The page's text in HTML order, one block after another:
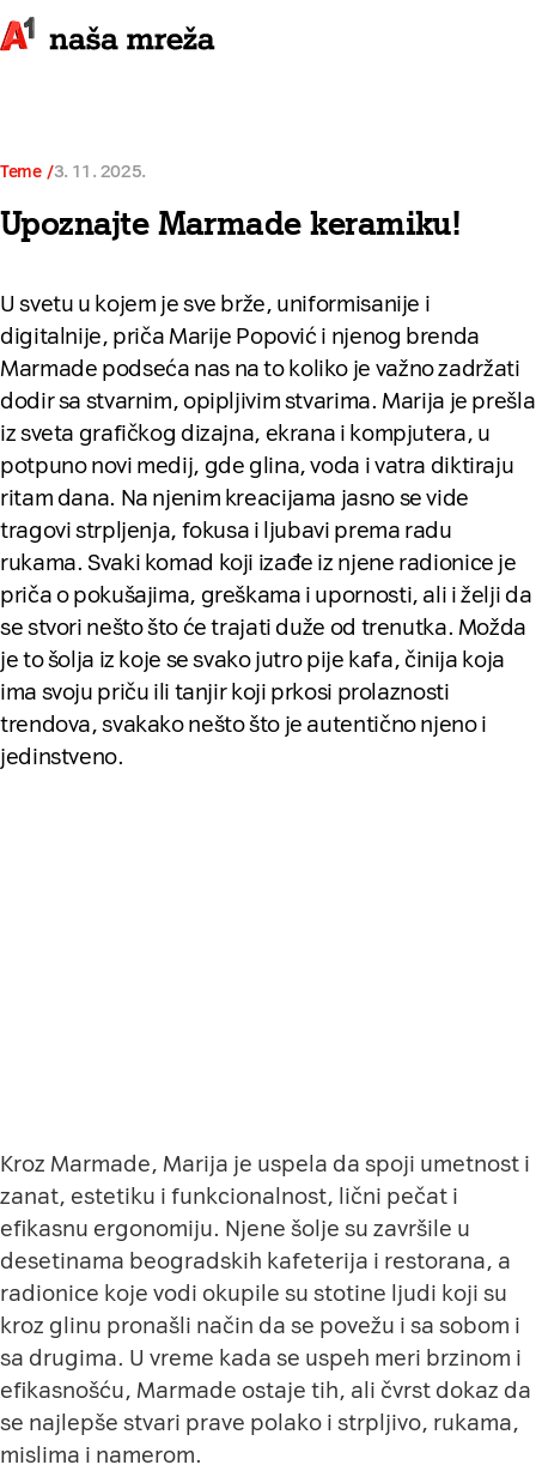
Teme 3. 11. 2025.
Upoznajte Marmade keramiku!
U svetu u kojem je sve brže, uniformisanije i
digitalnije, priča Marije Popović i njenog brenda
Marmade podseća nas na to koliko je važno zadržati
dodir sa stvarnim, opipljivim stvarima. Marija je prešla
iz sveta grafičkog dizajna, ekrana i kompjutera, u
potpuno novi medij, gde glina, voda i vatra diktiraju
ritam dana. Na njenim kreacijama jasno se vide
tragovi strpljenja, fokusa i ljubavi prema radu
rukama. Svaki komad koji izađe iz njene radionice je
priča o pokušajima, greškama i upornosti, ali i želji da
se stvori nešto što će trajati duže od trenutka. Možda
je to šolja iz koje se svako jutro pije kafa, činija koja
ima svoju priču ili tanjir koji prkosi prolaznosti
trendova, svakako nešto što je autentično njeno i
jedinstveno.
Kroz Marmade, Marija je uspela da spoji umetnost i
zanat, estetiku i funkcionalnost, lični pečat i
efikasnu ergonomiju. Njene šolje su završile u
desetinama beogradskih kafeterija i restorana, a
radionice koje vodi okupile su stotine ljudi koji su
kroz glinu pronašli način da se povežu i sa sobom i
sa drugima. U vreme kada se uspeh meri brzinom i
efikasnošću, Marmade ostaje tih, ali čvrst dokaz da
se najlepše stvari prave polako i strpljivo, rukama,
mislima i namerom.